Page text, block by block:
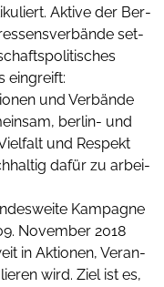
Akti­ve der Ber­
set­
ein­greift:
und Ver­bän­de
berlin- und
und Respekt
dafür zu arbei­
Kam­pa­gne
Novem­ber 2018
in Aktio­nen, Ver­an­
wird. Ziel ist es,